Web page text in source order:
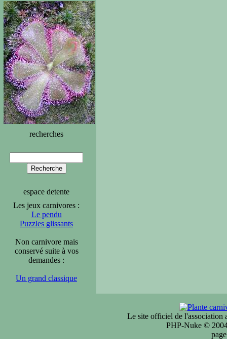
recherches
espace detente
Les jeux carnivores :
Le pendu
Puzzles glissants
Non carnivore mais
conservé suite à vos
demandes :
Un grand classique
Le site officiel de l'association
PHP-Nuke ©